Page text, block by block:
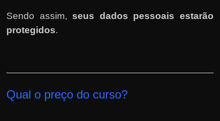
Sendo assim, seus dados pessoais estarão
protegidos.
Qual o preço do curso?